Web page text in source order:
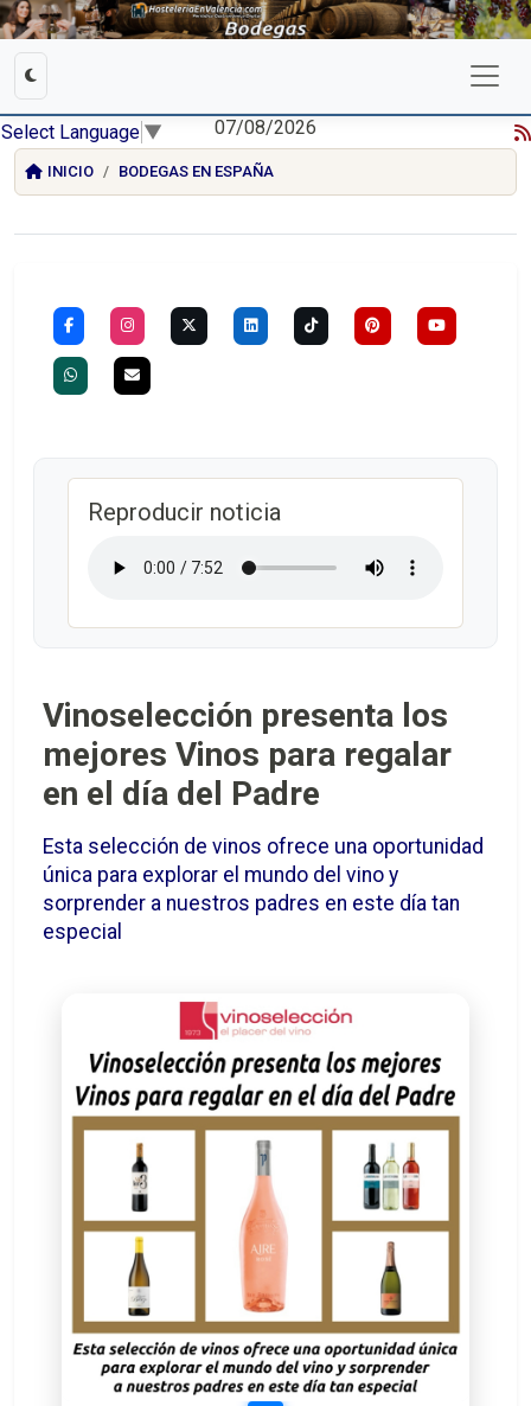
Select Language ▼ 07/08/2026
INICIO BODEGAS EN ESPAÑA
Reproducir noticia
Vinoselección presenta los
mejores Vinos para regalar
en el día del Padre
Esta selección de vinos ofrece una oportunidad
única para explorar el mundo del vino y
sorprender a nuestros padres en este día tan
especial